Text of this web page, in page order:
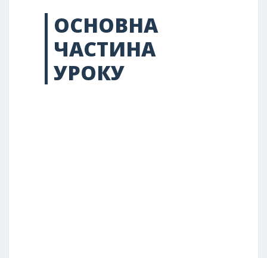
ОСНОВНА
ЧАСТИНА
УРОКУ